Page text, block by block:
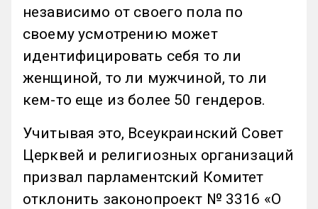
независимо от своего пола по
своему усмотрению может
идентифицировать себя то ли
женщиной, то ли мужчиной, то ли
кем-то еще из более 50 гендеров.
Учитывая это, Всеукраинский Совет
Церквей и религиозных организаций
призвал парламентский Комитет
отклонить законопроект № 3316 «О